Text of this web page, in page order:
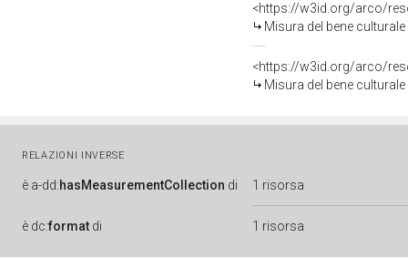
<https://w3id.org/arco/
Misura del bene
<https://w3id.org/arco/
Misura del bene
RELAZIONI INVERSE
è a-dd:hasMeasurementCollection di 1 risorsa
è dc:format di 1 risorsa